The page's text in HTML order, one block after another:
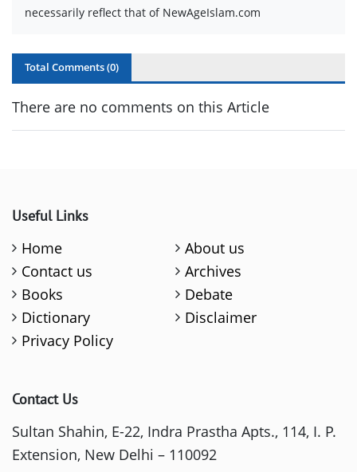
necessarily reflect that of NewAgeIslam.com
Total Comments (0)
There are no comments on this Article
Useful Links
Home
About us
Contact us
Archives
Books
Debate
Dictionary
Disclaimer
Privacy Policy
Contact Us
Sultan Shahin, E-22, Indra Prastha Apts., 114, I. P.
Extension, New Delhi – 110092